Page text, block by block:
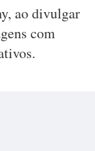
ao divulgar
com